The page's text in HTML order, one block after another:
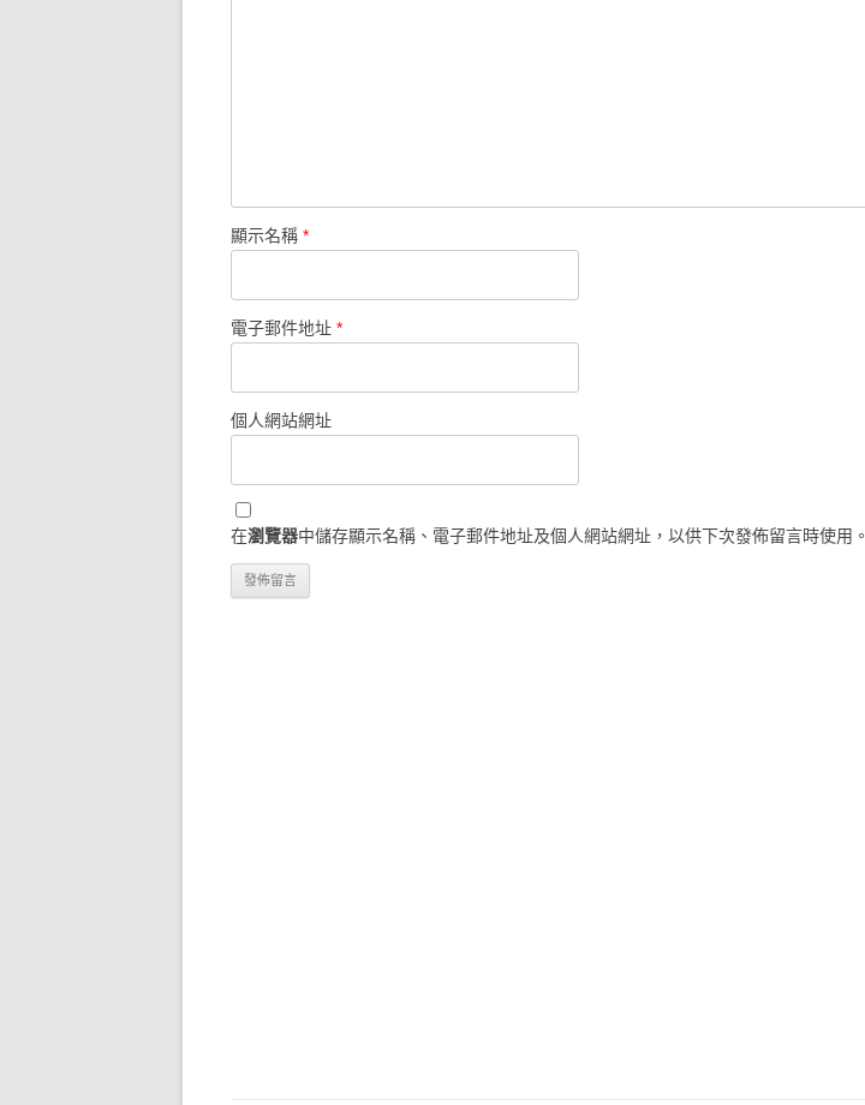
顯示名稱 *
電子郵件地址 *
個人網站網址
在瀏覽器中儲存顯示名稱、電子郵件地址及個人網站網址，以供下次發佈留言時使用。